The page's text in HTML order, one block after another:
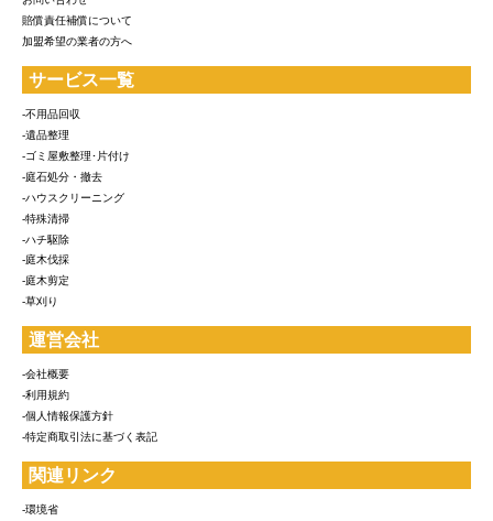
賠償責任補償について
加盟希望の業者の方へ
サービス一覧
-不用品回収
-遺品整理
-ゴミ屋敷整理･片付け
-庭石処分・撤去
-ハウスクリーニング
-特殊清掃
-ハチ駆除
-庭木伐採
-庭木剪定
-草刈り
運営会社
-会社概要
-利用規約
-個人情報保護方針
-特定商取引法に基づく表記
関連リンク
-環境省